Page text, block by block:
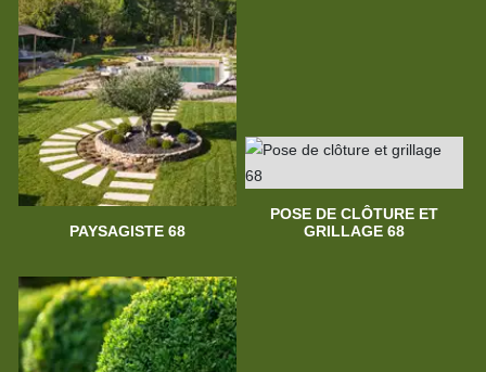
PAYSAGISTE 68
POSE DE CLÔTURE ET
GRILLAGE 68